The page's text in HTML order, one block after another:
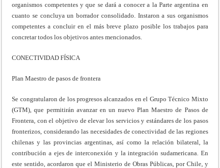
organismos competentes y que se dará a conocer a la Parte argentina en
cuanto se concluya un borrador consolidado. Instaron a sus organismos
competentes a concluir en el más breve plazo posible los trabajos para
concretar todos los objetivos antes mencionados.
CONECTIVIDAD FÍSICA
Plan Maestro de pasos de frontera
Se congratularon de los progresos alcanzados en el Grupo Técnico Mixto
(GTM), que permitirán avanzar en un nuevo Plan Maestro de Pasos de
Frontera, con el objetivo de elevar los servicios y estándares de los pasos
fronterizos, considerando las necesidades de conectividad de las regiones
chilenas y las provincias argentinas, así como la relación bilateral, la
contribución a ejes de interconexión y la integración sudamericana. En
este sentido, acordaron que el Ministerio de Obras Públicas, por Chile, y